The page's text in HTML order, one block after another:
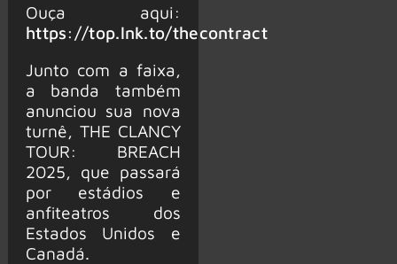
Ouça aqui:
https://top.lnk.to/thecontract
Junto com a faixa,
a banda também
anunciou sua nova
turnê, THE CLANCY
TOUR: BREACH
2025, que passará
por estádios e
anfiteatros dos
Estados Unidos e
Canadá.